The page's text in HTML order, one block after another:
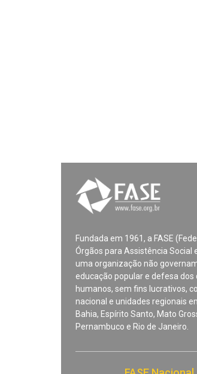
Fundada em 1961, a FASE
Órgãos para Assistência Social
uma organização não
educação popular e defesa dos
humanos, sem fins lucrativos,
nacional e unidades regionais
Bahia, Espírito Santo, Mato
Pernambuco e Rio de Janeiro.